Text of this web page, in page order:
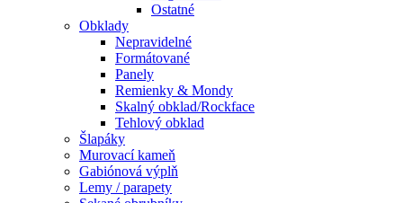
Ostatné
Obklady
Nepravidelné
Formátované
Panely
Remienky & Mondy
Skalný obklad/Rockface
Tehlový obklad
Šlapáky
Murovací kameň
Gabiónová výplň
Lemy / parapety